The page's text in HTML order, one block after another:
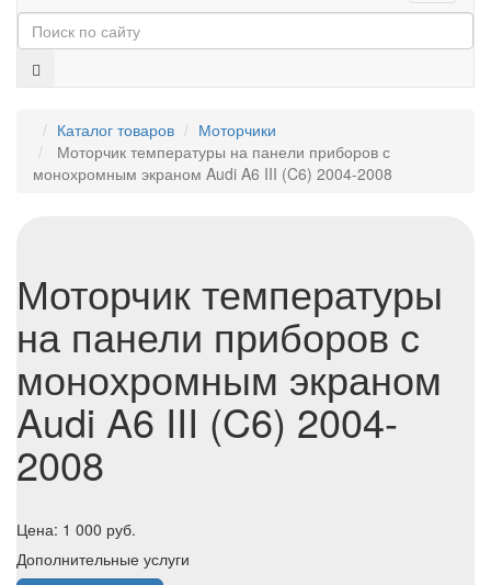
Каталог товаров
Моторчики
Моторчик температуры на панели приборов с
монохромным экраном Audi A6 III (C6) 2004-2008
Моторчик температуры
на панели приборов с
монохромным экраном
Audi A6 III (C6) 2004-
2008
Цена: 1 000 руб.
Дополнительные услуги